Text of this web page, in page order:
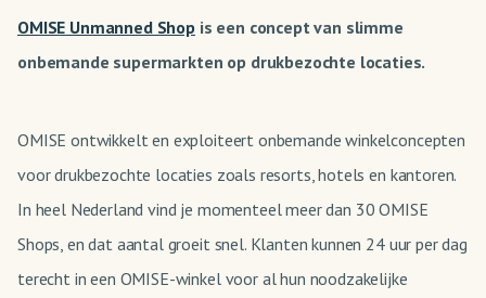
OMISE Unmanned Shopis een concept van slimme
onbemande supermarkten op drukbezochte locaties.
OMISE ontwikkelt en exploiteert onbemande winkelconcepten
voor drukbezochte locaties zoals resorts, hotels en kantoren.
In heel Nederland vind je momenteel meer dan 30 OMISE
Shops, en dat aantal groeit snel. Klanten kunnen 24 uur per dag
terecht in een OMISE-winkel voor al hun noodzakelijke